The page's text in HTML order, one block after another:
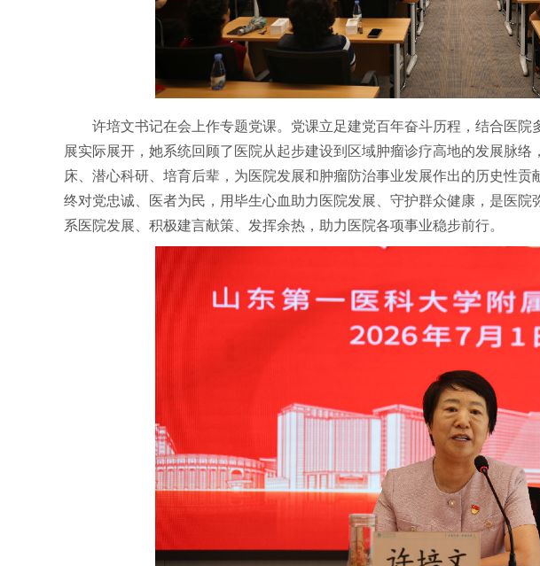
许培文书记在会上作专题党课。党课立足建党百年奋斗历程，结合医
展实际展开，她系统回顾了医院从起步建设到区域肿瘤诊疗高地的发展脉
床、潜心科研、培育后辈，为医院发展和肿瘤防治事业发展作出的历史性
终对党忠诚、医者为民，用毕生心血助力医院发展、守护群众健康，是医
系医院发展、积极建言献策、发挥余热，助力医院各项事业稳步前行。